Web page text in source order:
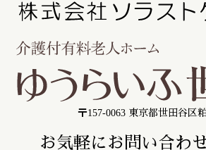
〒157-0063 東京都世田谷区
お気軽にお問い合わ